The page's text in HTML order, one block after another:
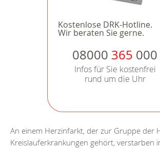
Kostenlose DRK-Hotline.
Wir beraten Sie gerne.
08000 365 000
Infos für Sie kostenfrei
rund um die Uhr
An einem Herzinfarkt, der zur Gruppe der
Kreislauferkrankungen gehört, verstarben